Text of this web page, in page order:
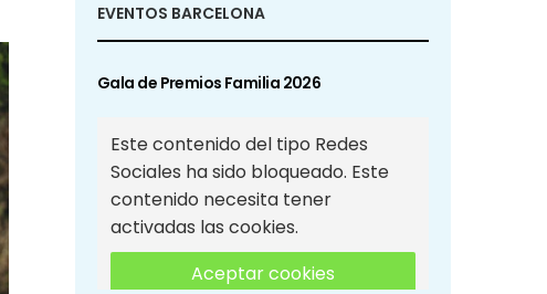
EVENTOS BARCELONA
Gala de Premios Familia 2026
Este contenido del tipo Redes
Sociales ha sido bloqueado. Este
contenido necesita tener
activadas las cookies.
Aceptar cookies